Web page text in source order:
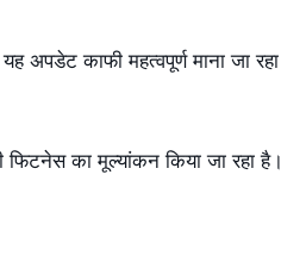
अपडेट काफी महत्वपूर्ण माना जा रहा
का मूल्यांकन किया जा रहा है।